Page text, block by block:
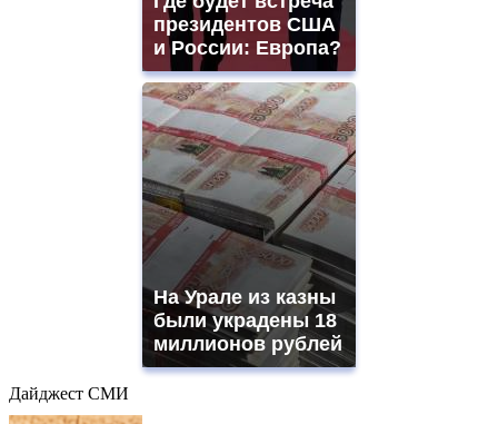
президентов США
и России: Европа?
На Урале из казны
были украдены 18
миллионов рублей
Дайджест СМИ